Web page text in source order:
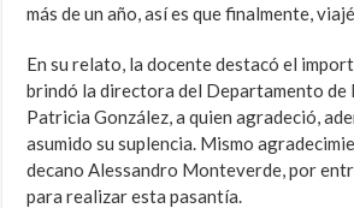
más de un año, así es que finalmente,
En su relato, la docente destacó el
brindó la directora del Departamento de
Patricia González, a quien agradeció,
asumido su suplencia. Mismo
decano Alessandro Monteverde, por
para realizar esta pasantía.